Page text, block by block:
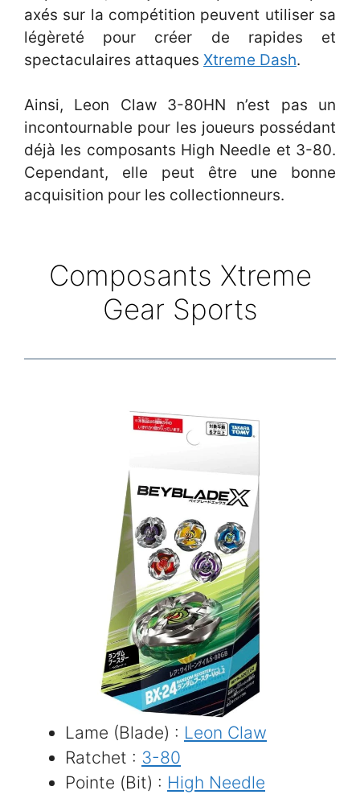
axés sur la compétition peuvent utiliser sa
légèreté pour créer de rapides et
spectaculaires attaques Xtreme Dash.
Ainsi, Leon Claw 3-80HN n’est pas un
incontournable pour les joueurs possédant
déjà les composants High Needle et 3-80.
Cependant, elle peut être une bonne
acquisition pour les collectionneurs.
Composants Xtreme
Gear Sports
Lame (Blade) : Leon Claw
Ratchet : 3-80
Pointe (Bit) : High Needle